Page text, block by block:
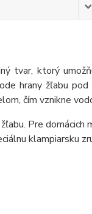
tvar, ktorý
hrany žľabu
čím vznikne
Pre
klampiarsku